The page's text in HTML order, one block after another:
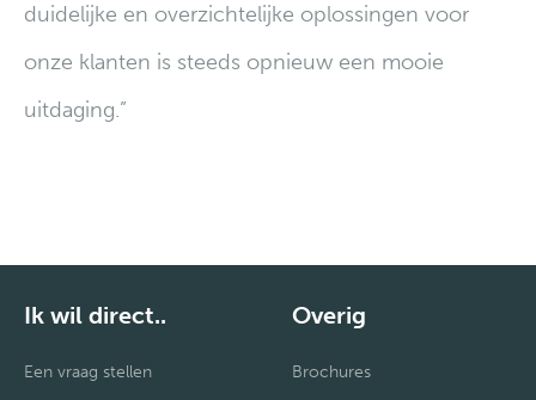
duidelijke en overzichtelijke oplossingen voor
onze klanten is steeds opnieuw een mooie
uitdaging.”
Ik wil direct..
Een vraag stellen
Overig
Brochures